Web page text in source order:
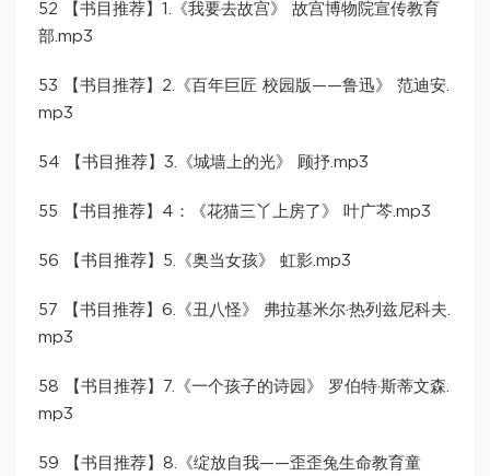
52 【书目推荐】1.《我要去故宫》 故宫博物院宣传教育
部.mp3
53 【书目推荐】2.《百年巨匠 校园版——鲁迅》 范迪安.
mp3
54 【书目推荐】3.《城墙上的光》 顾抒.mp3
55 【书目推荐】4：《花猫三丫上房了》 叶广芩.mp3
56 【书目推荐】5.《奥当女孩》 虹影.mp3
57 【书目推荐】6.《丑八怪》 弗拉基米尔·热列兹尼科夫.
mp3
58 【书目推荐】7.《一个孩子的诗园》 罗伯特·斯蒂文森.
mp3
59 【书目推荐】8.《绽放自我——歪歪兔生命教育童